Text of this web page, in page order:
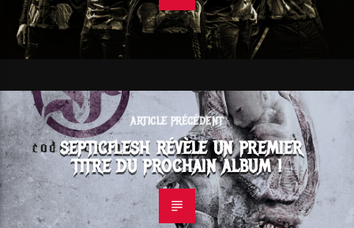
ARTICLE PRÉCÉDENT
SEPTICFLESH RÉVÈLE UN PREMIER
TITRE DU PROCHAIN ALBUM !